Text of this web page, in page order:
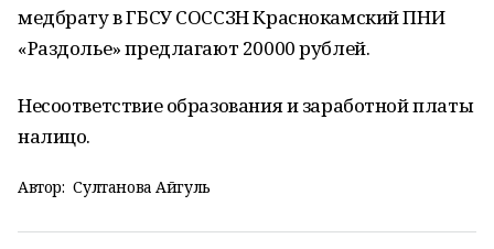
медбрату в ГБСУ СОССЗН Краснокамский ПНИ
«Раздолье» предлагают 20000 рублей.
Несоответствие образования и заработной платы
налицо.
Автор: Султанова Айгуль